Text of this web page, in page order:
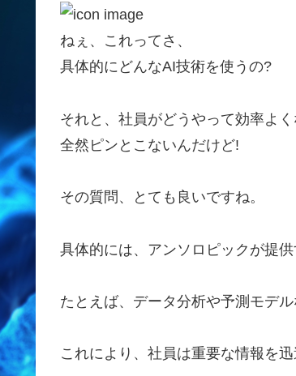
ねぇ、これってさ、
具体的にどんなAI技術を使うの?
それと、社員がどうやって効率よく
全然ピンとこないんだけど!
その質問、とても良いですね。
具体的には、アンソロピックが提供
たとえば、データ分析や予測モデル
これにより、社員は重要な情報を迅